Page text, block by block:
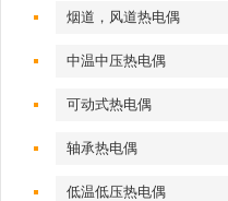
烟道，风道热电偶
中温中压热电偶
可动式热电偶
轴承热电偶
低温低压热电偶